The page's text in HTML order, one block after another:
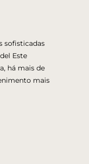
sofisticadas
Este
há mais de
mais